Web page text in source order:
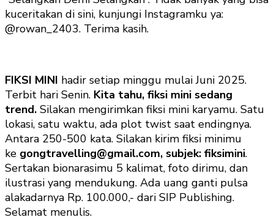
kuceritakan di sini, kunjungi Instagramku ya:
@rowan_2403. Terima kasih.
FIKSI MINI hadir setiap minggu mulai Juni 2025.
Terbit hari Senin. Kita tahu, fiksi mini sedang
trend. Silakan mengirimkan fiksi mini karyamu. Satu
lokasi, satu waktu, ada plot twist saat endingnya.
Antara 250-500 kata. Silakan kirim fiksi minimu
ke gongtravelling@gmail.com, subjek: fiksimini.
Sertakan bionarasimu 5 kalimat, foto dirimu, dan
ilustrasi yang mendukung. Ada uang ganti pulsa
alakadarnya Rp. 100.000,- dari SIP Publishing.
Selamat menulis.